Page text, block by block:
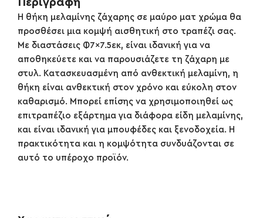
Περιγραφή
Η θήκη μελαμίνης ζάχαρης σε μαύρο ματ χρώμα θα
προσθέσει μια κομψή αισθητική στο τραπέζι σας.
Με διαστάσεις Φ7×7.5εκ, είναι ιδανική για να
αποθηκεύετε και να παρουσιάζετε τη ζάχαρη με
στυλ. Κατασκευασμένη από ανθεκτική μελαμίνη, η
θήκη είναι ανθεκτική στον χρόνο και εύκολη στον
καθαρισμό. Μπορεί επίσης να χρησιμοποιηθεί ως
επιτραπέζιο εξάρτημα για διάφορα είδη μελαμίνης,
και είναι ιδανική για μπουφέδες και ξενοδοχεία. Η
πρακτικότητα και η κομψότητα συνδυάζονται σε
αυτό το υπέροχο προϊόν.